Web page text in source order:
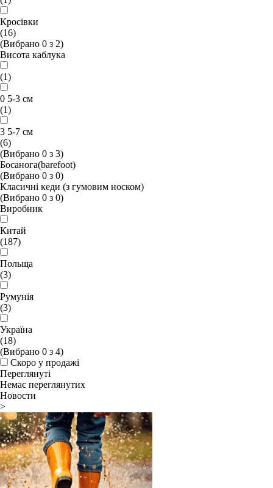
Кросiвки
(16)
(Вибрано 0 з 2)
Висота каблука
(1)
0 5-3 см
(1)
3 5-7 см
(6)
(Вибрано 0 з 3)
Босанога(barefoot)
(Вибрано 0 з 0)
Класичні кеди (з гумовим носком)
(Вибрано 0 з 0)
Виробник
Китай
(187)
Польща
(3)
Румунія
(3)
Україна
(18)
(Вибрано 0 з 4)
Скоро у продажі
Переглянуті
Немає переглянутих
Новости
>